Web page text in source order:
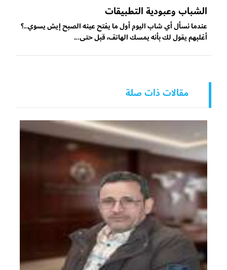
الشباب وعبودية التطبيقات
عندما نسأل أي شاب اليوم أول ما يفتح عينه الصبح إيش يسوي..؟
أغلبهم يقول لك بأنه يمسك الهاتف، قبل حتى...
مقالات ذات صلة